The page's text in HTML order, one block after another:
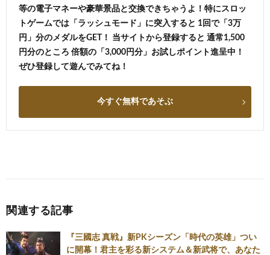
等の電子マネーや豪華景品と交換できちゃうよ！特にスロッ
トゲームでは「ラッシュモード」に突入すると 1回で「3万
円」分のメダルをGET！ 当サイトから登録すると 通常1,500
円分のところ 倍額の「3,000円分」お試しポイント進呈中！
ぜひ登録して遊んでみてね！
今すぐ無料であそぶ
関連する記事
『三國志 真戦』新PKシーズン「時代の英雄」つい
に開幕！君主を彩る新システム＆新武将で、あなた